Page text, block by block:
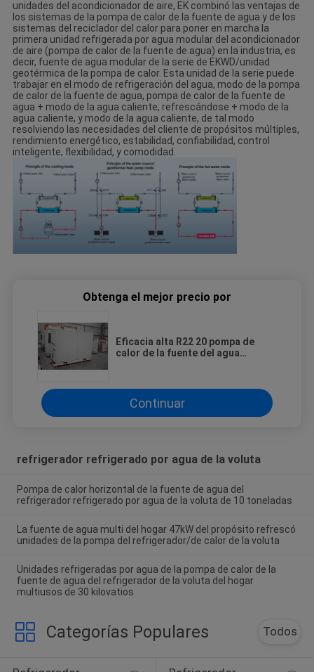
unidades del acondicionador de aire, EK combinó las ventajas de
los sistemas de la pompa de calor de la fuente de agua y de los
sistemas del reciclador del calor para poner en marcha la
primera unidad refrigerada por agua modular del acondicionador
de aire (pompa de calor de la fuente de agua) en la industria, es
decir, fuente de agua modular de la serie de EKWD/unidad
geotérmica de la pompa de calor. Esta unidad de la serie puede
trabajar en el modo de refrigeración del agua, modo de la pompa
de calor de la fuente de agua, pompa de calor de la fuente de
agua + modo de la agua caliente, refrescándose + modo de la
agua caliente, y modo de la agua caliente, de tal modo
resolviendo las necesidades del cliente de propósitos múltiples,
rendimiento energético, estabilidad, confiabilidad, control
inteligente, flexibilidad, y comodidad.
Obtenga el mejor precio por
Eficacia alta R22 20 pompa de
calor de la fuente del agua
Continuar
refrigerador refrigerado por agua de la voluta
Pompa de calor horizontal de la fuente de agua del
refrigerador refrigerado por agua de la voluta de 10 toneladas
La fuente de agua multi del hogar 47kW del propósito refrescó
unidades de la pompa del refrigerador/de calor de la voluta
Unidades refrigeradas por agua de la pompa de calor de la
fuente de agua del refrigerador de la voluta del hogar
multiusos de 30 kilovatios
Categorías Populares Todos